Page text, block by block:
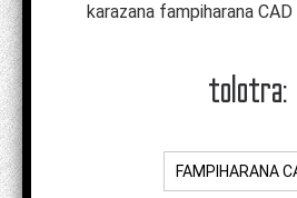
karazana fampiharana
tolotra:
FAMPIHARANA